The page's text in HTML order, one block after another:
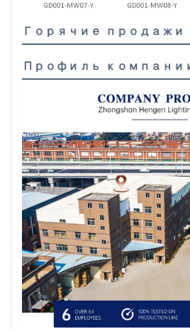
Горячие продажи
Профиль